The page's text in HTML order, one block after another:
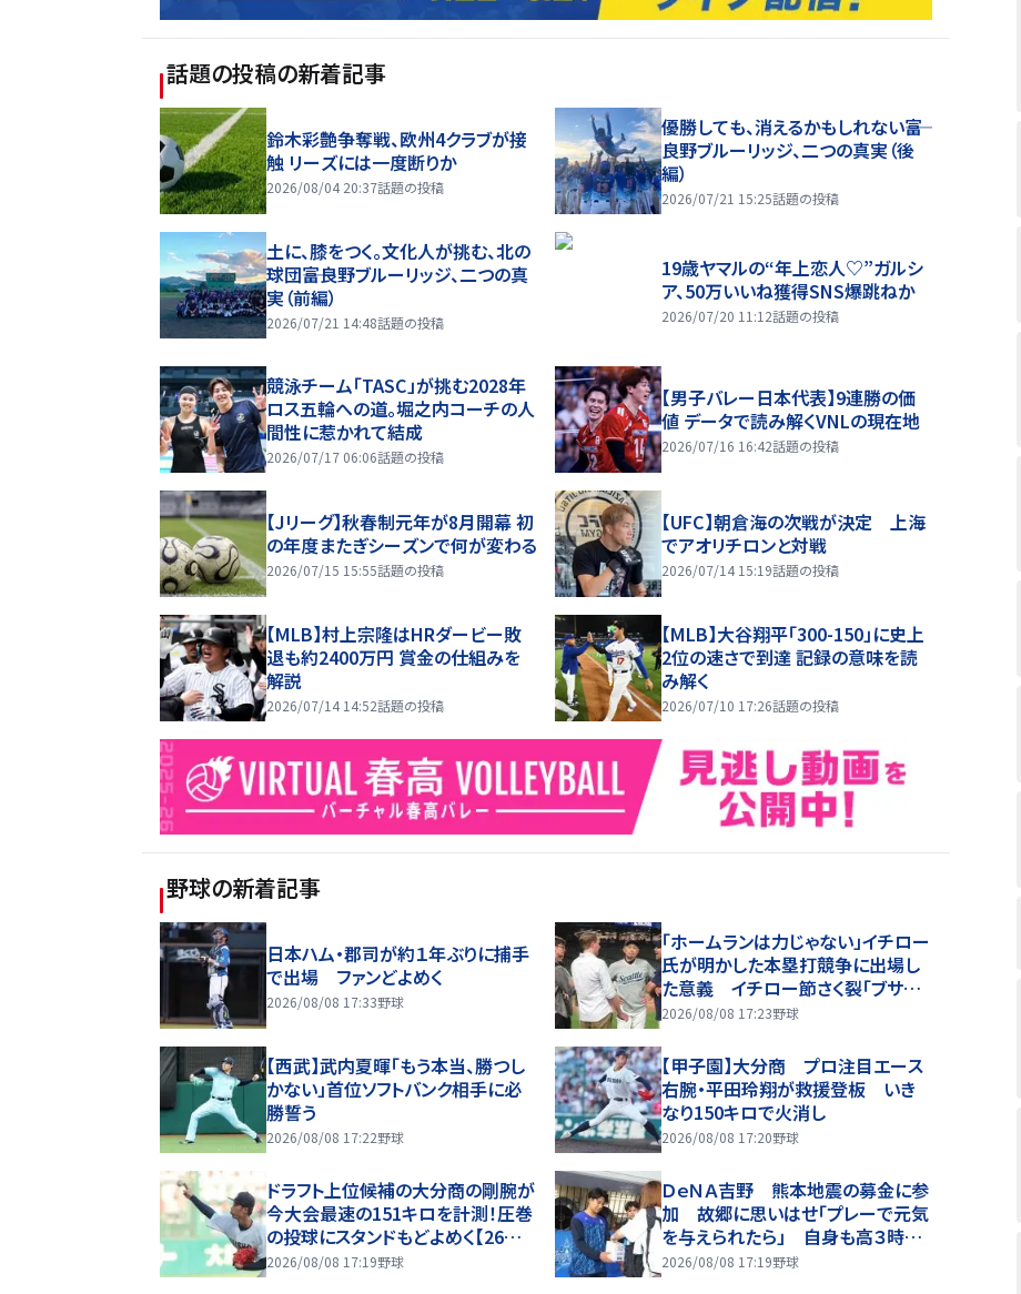
話題の投稿の新着記事
鈴木彩艶争奪戦、欧州4クラブが接
触 リーズには一度断りか
2026/08/04 20:37話題の投稿
優勝しても、消えるかもしれない――富
良野ブルーリッジ、二つの真実（後
編）
2026/07/21 15:25話題の投稿
土に、膝をつく。文化人が挑む、北の
球団――富良野ブルーリッジ、二つの真
実（前編）
2026/07/21 14:48話題の投稿
19歳ヤマルの“年上恋人♡”ガルシ
ア、50万いいね獲得SNS爆跳ねか
2026/07/20 11:12話題の投稿
競泳チーム「TASC」が挑む2028年
ロス五輪への道。堀之内コーチの人
間性に惹かれて結成
2026/07/17 06:06話題の投稿
【男子バレー日本代表】9連勝の価
値 データで読み解くVNLの現在地
2026/07/16 16:42話題の投稿
【Jリーグ】秋春制元年が8月開幕 初
の年度またぎシーズンで何が変わる
2026/07/15 15:55話題の投稿
【UFC】朝倉海の次戦が決定 上海
でアオリチロンと対戦
2026/07/14 15:19話題の投稿
【MLB】村上宗隆はHRダービー敗
退も約2400万円 賞金の仕組みを
解説
2026/07/14 14:52話題の投稿
【MLB】大谷翔平「300-150」に史上
2位の速さで到達 記録の意味を読
み解く
2026/07/10 17:26話題の投稿
野球の新着記事
日本ハム・郡司が約１年ぶりに捕手
で出場 ファンどよめく
2026/08/08 17:33野球
「ホームランは力じゃない」イチロー
氏が明かした本塁打競争に出場し
た意義 イチロー節さく裂「ブサイ
クなホームランじゃダメ」
2026/08/08 17:23野球
【西武】武内夏暉「もう本当、勝つし
かない」首位ソフトバンク相手に必
勝誓う
2026/08/08 17:22野球
【甲子園】大分商 プロ注目エース
右腕・平田玲翔が救援登板 いき
なり150キロで火消し
2026/08/08 17:20野球
ドラフト上位候補の大分商の剛腕が
今大会最速の151キロを計測！圧巻
の投球にスタンドもどよめく【26年
夏甲子園】
2026/08/08 17:19野球
ＤｅＮＡ吉野 熊本地震の募金に参
加 故郷に思いはせ「プレーで元気
を与えられたら」 自身も高３時の
１０年前に被災
2026/08/08 17:19野球